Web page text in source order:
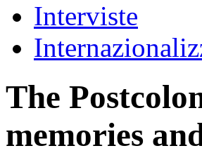
Interviste
The
memories